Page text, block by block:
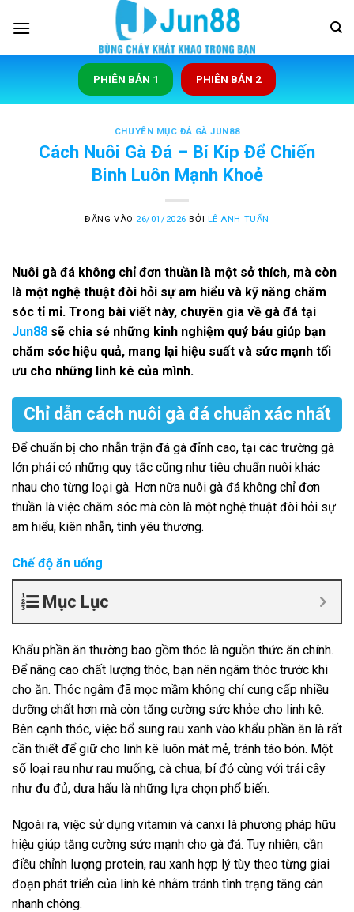
qua
PHIÊN BẢN 1 PHIÊN BẢN 2
CHUYÊN MỤC ĐÁ GÀ JUN88
Cách Nuôi Gà Đá – Bí Kíp Để Chiến
Binh Luôn Mạnh Khoẻ
ĐĂNG VÀO 26/01/2026 BỞI LÊ ANH TUẤN
Nuôi gà đá không chỉ đơn thuần là một sở thích, mà còn
là một nghệ thuật đòi hỏi sự am hiểu và kỹ năng chăm
sóc tỉ mỉ. Trong bài viết này, chuyên gia về gà đá tại
Jun88 sẽ chia sẻ những kinh nghiệm quý báu giúp bạn
chăm sóc hiệu quả, mang lại hiệu suất và sức mạnh tối
ưu cho những linh kê của mình.
Chỉ dẫn cách nuôi gà đá chuẩn xác nhất
Để chuẩn bị cho nhẫn trận đá gà đỉnh cao, tại các trường gà
lớn phải có những quy tắc cũng như tiêu chuẩn nuôi khác
nhau cho từng loại gà. Hơn nữa nuôi gà đá không chỉ đơn
thuần là việc chăm sóc mà còn là một nghệ thuật đòi hỏi sự
am hiểu, kiên nhẫn, tình yêu thương.
Chế độ ăn uống
Mục Lục
Khẩu phần ăn thường bao gồm thóc là nguồn thức ăn chính.
Để nâng cao chất lượng thóc, bạn nên ngâm thóc trước khi
cho ăn. Thóc ngâm đã mọc mầm không chỉ cung cấp nhiều
dưỡng chất hơn mà còn tăng cường sức khỏe cho linh kê.
Bên cạnh thóc, việc bổ sung rau xanh vào khẩu phần ăn là rất
cần thiết để giữ cho linh kê luôn mát mẻ, tránh táo bón. Một
số loại rau như rau muống, cà chua, bí đỏ cùng với trái cây
như đu đủ, dưa hấu là những lựa chọn phổ biến.
Ngoài ra, việc sử dụng vitamin và canxi là phương pháp hữu
hiệu giúp tăng cường sức mạnh cho gà đá. Tuy nhiên, cần
điều chỉnh lượng protein, rau xanh hợp lý tùy theo từng giai
đoạn phát triển của linh kê nhằm tránh tình trạng tăng cân
nhanh chóng.